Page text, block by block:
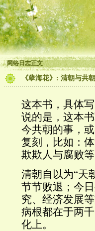
网络日志正文
《孽海花》: 清朝与共
这本书，具体
说的是，这本
今共朝的事，
复刻，比如：
欺欺人与腐败等
清朝自以为“天
节节败退；今
究、经济发展
病根都在于两
化上。